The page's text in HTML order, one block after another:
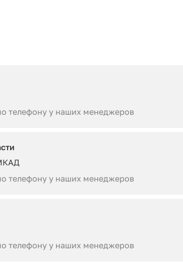
телефону у наших менеджеров
телефону у наших менеджеров
телефону у наших менеджеров